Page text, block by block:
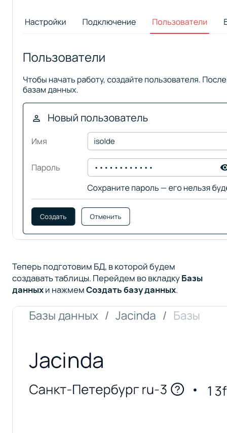
Теперь подготовим БД, в которой будем
создавать таблицы. Перейдем во вкладкуБазы
данныхи нажмемСоздать базу данных.